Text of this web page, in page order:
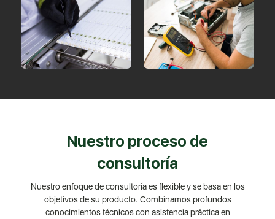
Nuestro proceso de
consultoría
Nuestro enfoque de consultoría es flexible y se basa en los
objetivos de su producto. Combinamos profundos
conocimientos técnicos con asistencia práctica en